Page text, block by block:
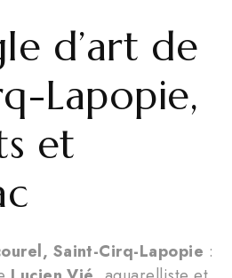
d’art de
Lapopie,
et
Saint-Cirq-Lapopie :